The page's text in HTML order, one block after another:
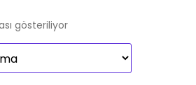
gösteriliyor